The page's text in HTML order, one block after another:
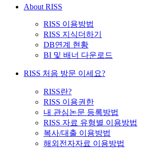
About RISS
RISS 이용방법
RISS 지식더하기
DB연계 현황
BI 및 배너 다운로드
RISS 처음 방문 이세요?
RISS란?
RISS 이용권한
내 관심논문 등록방법
RISS 자료 유형별 이용방법
복사/대출 이용방법
해외전자자료 이용방법